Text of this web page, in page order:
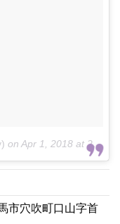
on Apr 1, 2018 at 2:28am PDT
市穴吹町口山字首